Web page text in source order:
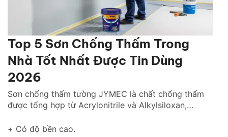
Top 5 Sơn Chống Thấm Trong
Nhà Tốt Nhất Được Tin Dùng
2026
Sơn chống thấm tường JYMEC là chất chống thấm
được tổng hợp từ Acrylonitrile và Alkylsiloxan,
tường ngoài trời gìn giữ và tôn lên vẻ đẹp ngôi nhà
+ Có độ bền cao.